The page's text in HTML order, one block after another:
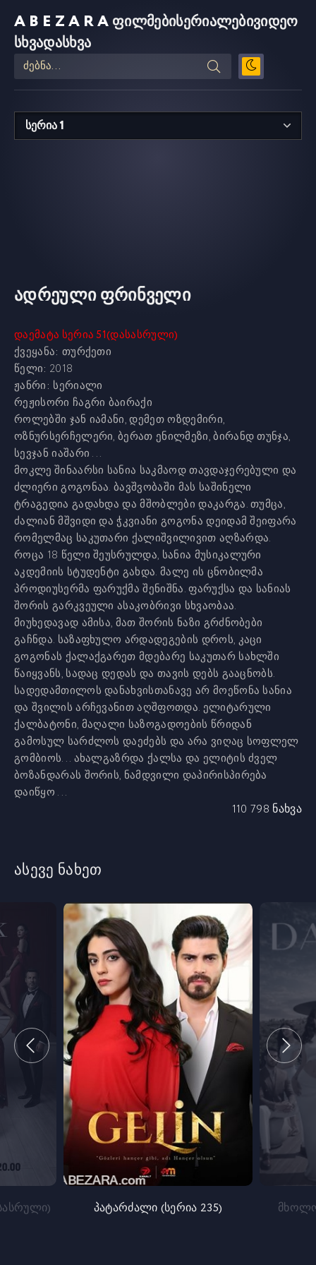
ABEZARA ფილმებისერიალებივიდეო
სხვადასხვა
ადრეული ფრინველი
დაემატა სერია 51(დასასრული)
ქვეყანა: თურქეთი
წელი: 2018
ჟანრი: სერიალი
რეჟისორი ჩაგრი ბაირაქი
როლებში ჯან იამანი, დემეთ ოზდემირი,
ოზნურსერჩელერი, ბერათ ენილმეზი, ბირანდ თუნჯა,
სევჯან იაშარი ...
მოკლე შინაარსი სანია საკმაოდ თავდაჯერებული და
ძლიერი გოგონაა. ბავშვობაში მას საშინელი
ტრაგედია გადახდა და მშობლები დაკარგა. თუმცა,
ძალიან მშვიდი და ჭკვიანი გოგონა დეიდამ შეიფარა
რომელმაც საკუთარი ქალიშვილივით აღზარდა.
როცა 18 წელი შეუსრულდა, სანია მუსიკალური
აკდემიის სტუდენტი გახდა. მალე ის ცნობილმა
პროდიუსერმა ფარუქმა შენიშნა. ფარუქსა და სანიას
შორის გარკვეული ასაკობრივი სხვაობაა.
მიუხედავად ამისა, მათ შორის ნაზი გრძნობები
გაჩნდა. საზაფხულო არდადეგების დროს, კაცი
გოგონას ქალაქგარეთ მდებარე საკუთარ სახლში
წაიყვანს, სადაც დედას და თავის დებს გააცნობს.
სადედამთილოს დანახვისთანავე არ მოეწონა სანია
და შვილის არჩევანით აღშფოთდა. ელიტარული
ქალბატონი, მაღალი საზოგადოების წრიდან
გამოსულ სარძლოს დაეძებს და არა ვიღაც სოფლელ
გომბიოს... ახალგაზრდა ქალსა და ელიტის ძველ
ბოზანდარას შორის, ნამდვილი დაპირისპირება
დაიწყო ...
110 798 ნახვა
ასევე ნახეთ
პატარძალი (სერია 235)